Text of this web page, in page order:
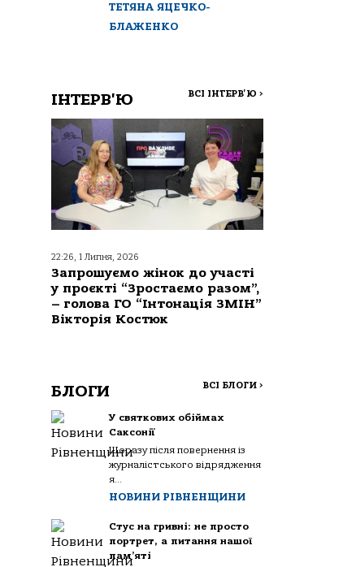
ТЕТЯНА ЯЦЕЧКО-
БЛАЖЕНКО
ІНТЕРВ'Ю ВСІ ІНТЕРВ'Ю >
22:26, 1 Липня, 2026
Запрошуємо жінок до участі
у проєкті “Зростаємо разом”,
– голова ГО “Інтонація ЗМІН”
Вікторія Костюк
БЛОГИ ВСІ БЛОГИ >
У святкових обіймах
Саксонії
Щоразу після повернення із
журналістського відрядження
я...
НОВИНИ РІВНЕНЩИНИ
Стус на гривні: не просто
портрет, а питання нашої
пам’яті